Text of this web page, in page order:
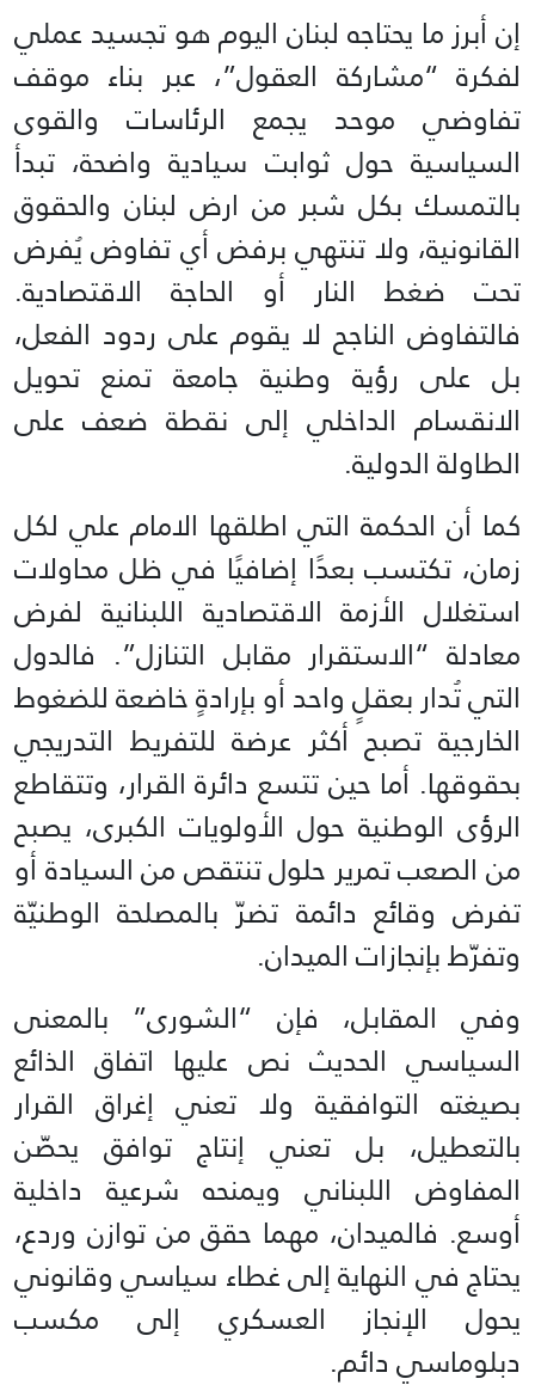
إن أبرز ما يحتاجه لبنان اليوم هو تجسيد عملي
لفكرة “مشاركة العقول”، عبر بناء موقف
تفاوضي موحد يجمع الرئاسات والقوى
السياسية حول ثوابت سيادية واضحة، تبدأ
بالتمسك بكل شبر من ارض لبنان والحقوق
القانونية، ولا تنتهي برفض أي تفاوض يُفرض
تحت ضغط النار أو الحاجة الاقتصادية.
فالتفاوض الناجح لا يقوم على ردود الفعل،
بل على رؤية وطنية جامعة تمنع تحويل
الانقسام الداخلي إلى نقطة ضعف على
الطاولة الدولية.
كما أن الحكمة التي اطلقها الامام علي لكل
زمان، تكتسب بعدًا إضافيًا في ظل محاولات
استغلال الأزمة الاقتصادية اللبنانية لفرض
معادلة “الاستقرار مقابل التنازل”. فالدول
التي تُدار بعقلٍ واحد أو بإرادةٍ خاضعة للضغوط
الخارجية تصبح أكثر عرضة للتفريط التدريجي
بحقوقها. أما حين تتسع دائرة القرار، وتتقاطع
الرؤى الوطنية حول الأولويات الكبرى، يصبح
من الصعب تمرير حلول تنتقص من السيادة أو
تفرض وقائع دائمة تضرّ بالمصلحة الوطنيّة
وتفرّط بإنجازات الميدان.
وفي المقابل، فإن “الشورى” بالمعنى
السياسي الحديث نص عليها اتفاق الذائع
بصيغته التوافقية ولا تعني إغراق القرار
بالتعطيل، بل تعني إنتاج توافق يحصّن
المفاوض اللبناني ويمنحه شرعية داخلية
أوسع. فالميدان، مهما حقق من توازن وردع،
يحتاج في النهاية إلى غطاء سياسي وقانوني
يحول الإنجاز العسكري إلى مكسب
دبلوماسي دائم.